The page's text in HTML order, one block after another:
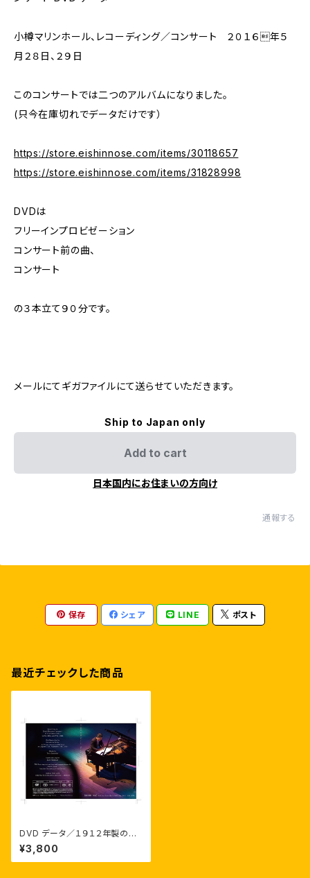
小樽マリンホール、レコーディング／コンサート ２０１６年５
月２８日、２９日
このコンサートでは二つのアルバムになりました。
(只今在庫切れでデータだけです）
https://store.eishinnose.com/items/30118657
https://store.eishinnose.com/items/31828998
DVDは
フリーインプロビゼーション
コンサート前の曲、
コンサート
の３本立て９０分です。
メールにてギガファイルにて送らせていただきます。
Ship to Japan only
Add to cart
日本国内にお住まいの方向け
通報する
保存 シェア LINE ポスト
最近チェックした商品
DVD データ／１９１２年製のニ
ューヨークスタインウェイで弾い
たソロピアノ
¥3,800